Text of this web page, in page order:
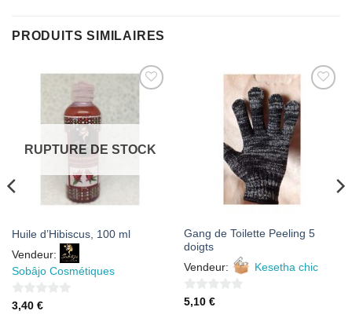
PRODUITS SIMILAIRES
RUPTURE DE STOCK
Huile d’Hibiscus, 100 ml
Vendeur:
Sobâjo Cosmétiques
0
3,40 €
AJOUTER
À MES
FAVORIS
Gang de Toilette Peeling 5
doigts
Vendeur:
Kesetha chic
0
5,10 €